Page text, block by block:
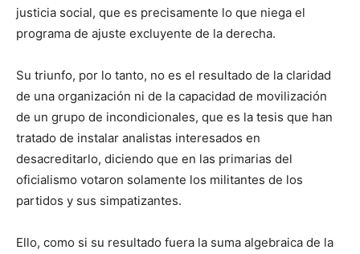
justicia social, que es precisamente lo que niega el
programa de ajuste excluyente de la derecha.
Su triunfo, por lo tanto, no es el resultado de la claridad
de una organización ni de la capacidad de movilización
de un grupo de incondicionales, que es la tesis que han
tratado de instalar analistas interesados en
desacreditarlo, diciendo que en las primarias del
oficialismo votaron solamente los militantes de los
partidos y sus simpatizantes.
Ello, como si su resultado fuera la suma algebraica de la